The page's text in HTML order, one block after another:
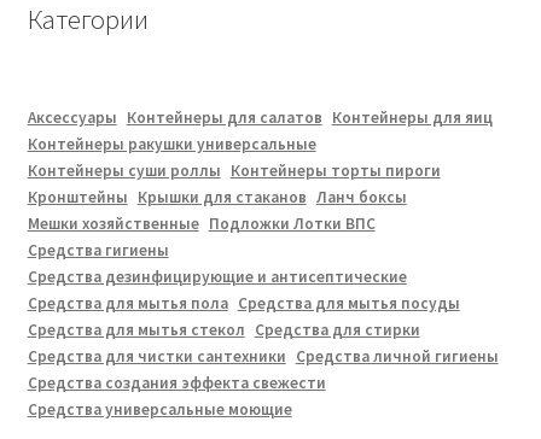
Категории
Аксессуары Контейнеры для салатов Контейнеры для яиц
Контейнеры ракушки универсальные
Контейнеры суши роллы Контейнеры торты пироги
Кронштейны Крышки для стаканов Ланч боксы
Мешки хозяйственные Подложки Лотки ВПС
Средства гигиены
Средства дезинфицирующие и антисептические
Средства для мытья пола Средства для мытья посуды
Средства для мытья стекол Средства для стирки
Средства для чистки сантехники Средства личной гигиены
Средства создания эффекта свежести
Средства универсальные моющие